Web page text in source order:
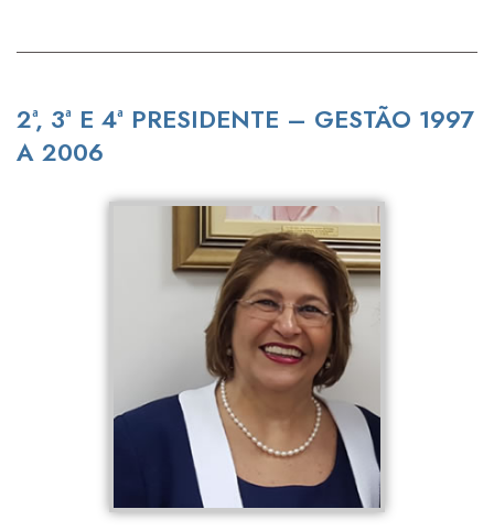
2ª, 3ª E 4ª PRESIDENTE – GESTÃO 1997
A 2006